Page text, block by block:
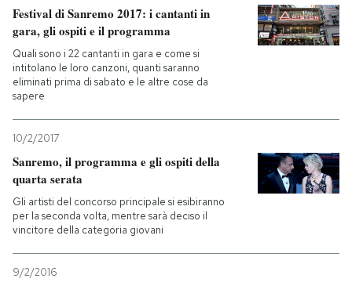
Festival di Sanremo 2017: i cantanti in
gara, gli ospiti e il programma
Quali sono i 22 cantanti in gara e come si
intitolano le loro canzoni, quanti saranno
eliminati prima di sabato e le altre cose da
sapere
10/2/2017
Sanremo, il programma e gli ospiti della
quarta serata
Gli artisti del concorso principale si esibiranno
per la seconda volta, mentre sarà deciso il
vincitore della categoria giovani
9/2/2016